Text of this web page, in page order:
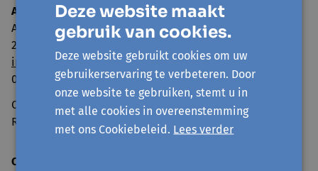
Avansa Rivierenland
Adegemstraat 79
2800 Mechelen
info@avansa-rivierenland.be
015 44 41 00
Ondernemingsnummer: 0860.552.425
RPR Antwerpen, afdeling Mechelen
Onthaal en telefonische bereikbaarheid
Deze website maakt
gebruik van cookies.
Deze website gebruikt cookies om uw
gebruikerservaring te verbeteren. Door
onze website te gebruiken, stemt u in
met alle cookies in overeenstemming
met ons Cookiebeleid. Lees verder